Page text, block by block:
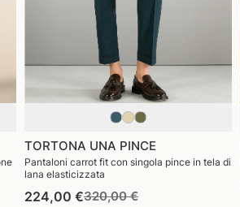
TORTONA UNA PINCE
Pantaloni carrot fit con singola pince in tela di
lana elasticizzata
224,00 €Prezzo
320,00 €Prezzo